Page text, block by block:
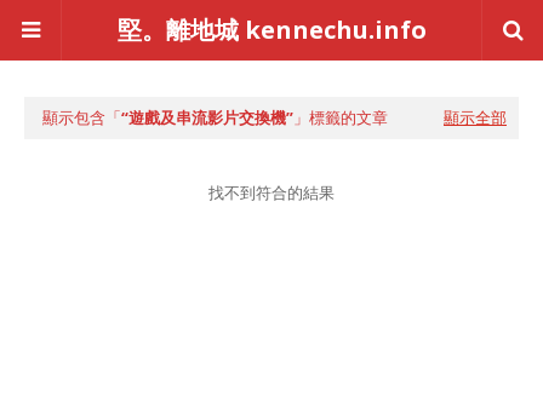
堅。離地城 kennechu.info
顯示包含「 遊戲及串流影片交換機 」標籤的文章 顯示全部
找不到符合的結果